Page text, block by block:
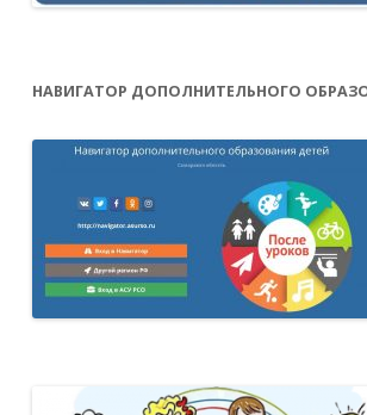
НАВИГАТОР ДОПОЛНИТЕЛЬНОГО